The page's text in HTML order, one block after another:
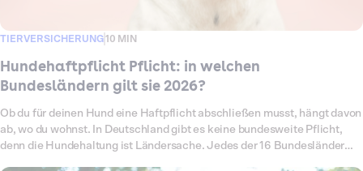
TIERVERSICHERUNG10 MIN
Hundehaftpflicht Pflicht: in welchen
Bundesländern gilt sie 2026?
Ob du für deinen Hund eine Haftpflicht abschließen musst, hängt davon
ab, wo du wohnst. In Deutschland gibt es keine bundesweite Pflicht,
denn die Hundehaltung ist Ländersache. Jedes der 16 Bundesländer